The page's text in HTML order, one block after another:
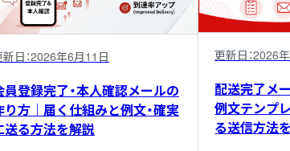
日：2026年6月11日
員登録完了・本人確認メールの
り方｜届く仕組みと例文・確実
送る方法を解説
更新日：2026
配送完了メ
例文テンプ
る送信方法